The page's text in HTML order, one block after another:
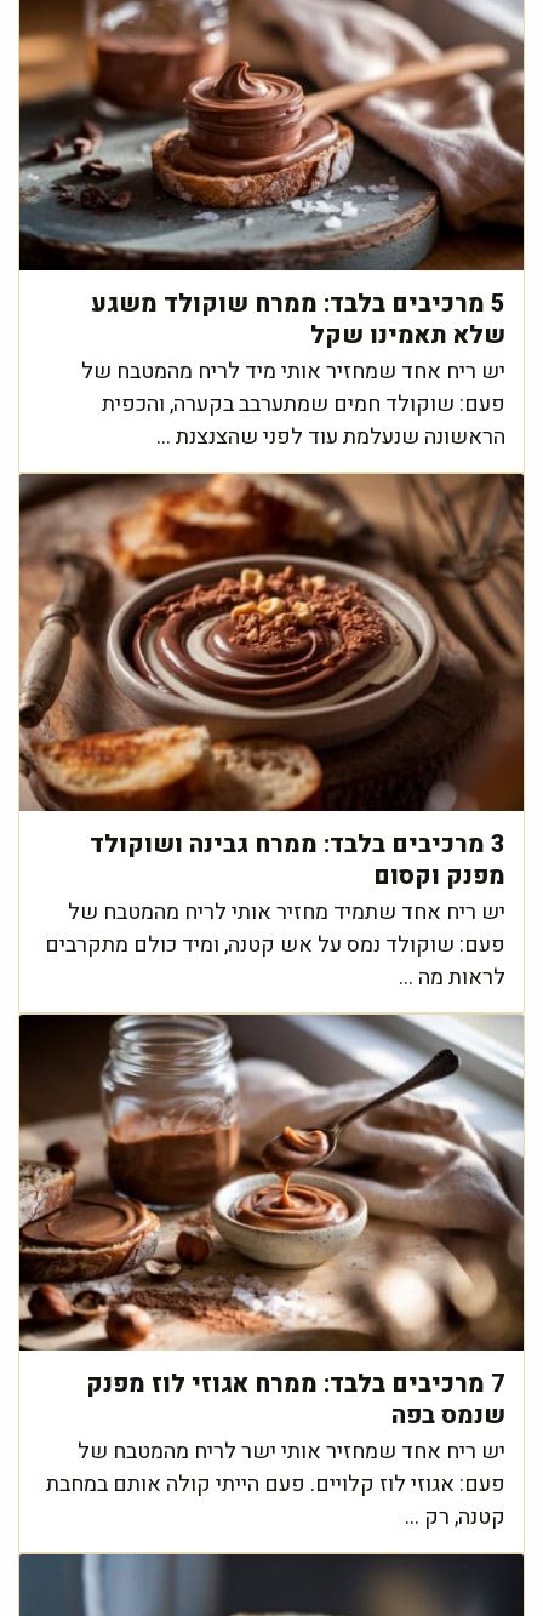
5 מרכיבים בלבד: ממרח שוקולד משגע
שלא תאמינו שקל
יש ריח אחד שמחזיר אותי מיד לריח מהמטבח של
פעם: שוקולד חמים שמתערבב בקערה, והכפית
הראשונה שנעלמת עוד לפני שהצנצנת ...
3 מרכיבים בלבד: ממרח גבינה ושוקולד
מפנק וקסום
יש ריח אחד שתמיד מחזיר אותי לריח מהמטבח של
פעם: שוקולד נמס על אש קטנה, ומיד כולם מתקרבים
לראות מה ...
7 מרכיבים בלבד: ממרח אגוזי לוז מפנק
שנמס בפה
יש ריח אחד שמחזיר אותי ישר לריח מהמטבח של
פעם: אגוזי לוז קלויים. פעם הייתי קולה אותם במחבת
קטנה, רק ...